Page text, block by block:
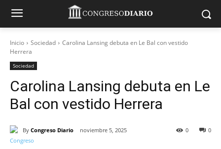
Inicio Sociedad
Carolina Lansing debuta en Le Bal con vestido
Herrera
Sociedad
Carolina Lansing debuta en Le
Bal con vestido Herrera
By Congreso Diario noviembre 5, 2025 0
0